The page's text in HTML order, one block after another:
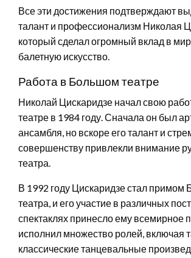
Все эти достижения подтверждают
талант и профессионализм Николая
который сделал огромный вклад в
балетную искусство.
Работа в Большом театре
Николай Цискаридзе начал свою
театре в 1984 году. Сначала он был
ансамбля, но вскоре его талант и
совершенству привлекли внимание
театра.
В 1992 году Цискаридзе стал примом
театра, и его участие в различных
спектаклях принесло ему всемирное
исполнил множество ролей, включая
классические танцевальные